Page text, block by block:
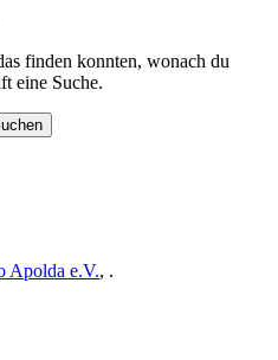
finden konnten, wonach du
eine Suche.
Apolda e.V., .